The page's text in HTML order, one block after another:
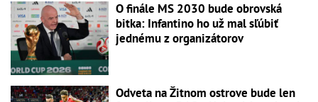
O finále MS 2030 bude obrovská
bitka: Infantino ho už mal sľúbiť
jednému z organizátorov
Odveta na Žitnom ostrove bude len